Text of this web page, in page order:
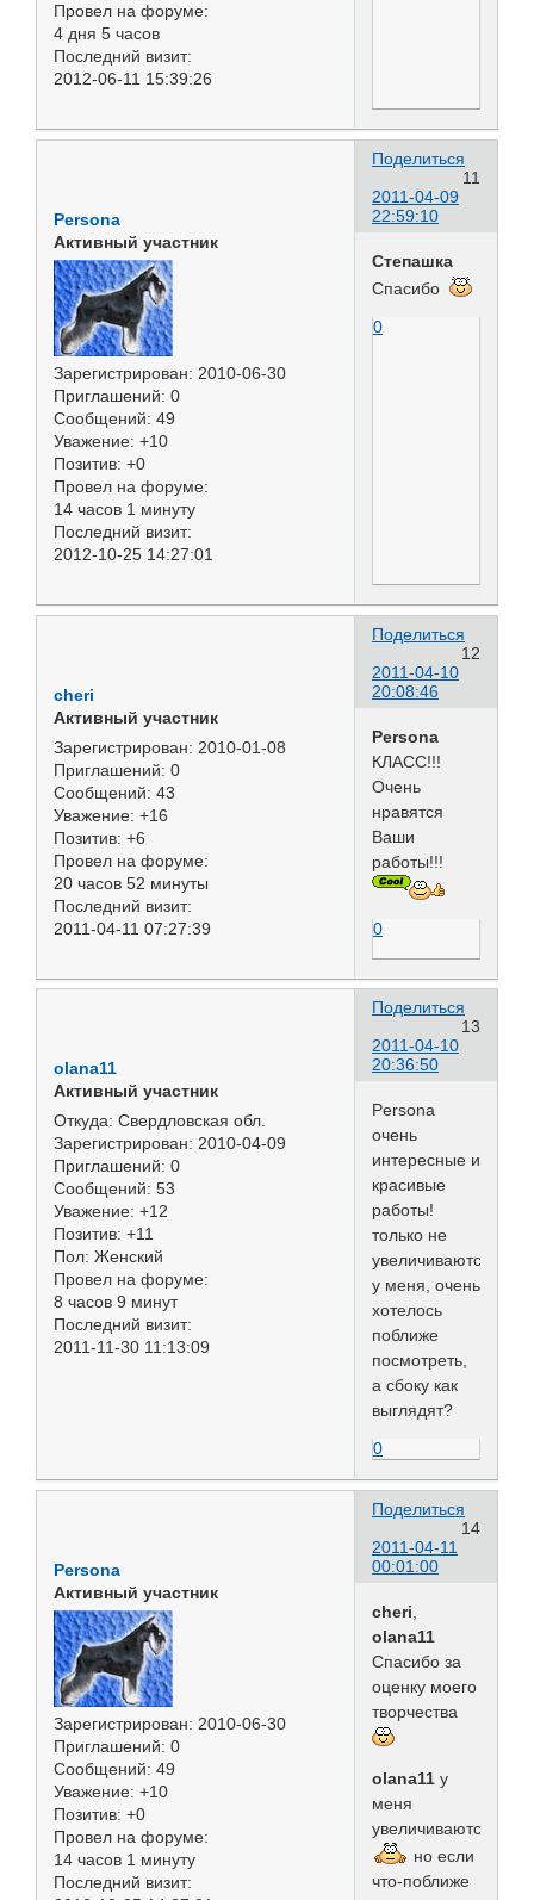
Провел на форуме:
4 дня 5 часов
Последний визит:
2012-06-11 15:39:26
Поделиться
11
2011-04-09
22:59:10
Persona
Активный участник
Зарегистрирован: 2010-06-30
Приглашений: 0
Сообщений: 49
Уважение: +10
Позитив: +0
Провел на форуме:
14 часов 1 минуту
Последний визит:
2012-10-25 14:27:01
Степашка
Спасибо
0
Поделиться
12
2011-04-10
20:08:46
cheri
Активный участник
Зарегистрирован: 2010-01-08
Приглашений: 0
Сообщений: 43
Уважение: +16
Позитив: +6
Провел на форуме:
20 часов 52 минуты
Последний визит:
2011-04-11 07:27:39
Persona
КЛАСС!!!
Очень
нравятся
Ваши
работы!!!
0
Поделиться
13
2011-04-10
20:36:50
olana11
Активный участник
Откуда: Свердловская обл.
Зарегистрирован: 2010-04-09
Приглашений: 0
Сообщений: 53
Уважение: +12
Позитив: +11
Пол: Женский
Провел на форуме:
8 часов 9 минут
Последний визит:
2011-11-30 11:13:09
Persona
очень
интересные и
красивые
работы!
только не
увеличиваются
у меня, очень
хотелось
поближе
посмотреть,
а сбоку как
выглядят?
0
Поделиться
14
2011-04-11
00:01:00
Persona
Активный участник
Зарегистрирован: 2010-06-30
Приглашений: 0
Сообщений: 49
Уважение: +10
Позитив: +0
Провел на форуме:
14 часов 1 минуту
Последний визит:
cheri
olana11
Спасибо за
оценку моего
творчества
olana11 у
меня
увеличиваются
но если
что-поближе